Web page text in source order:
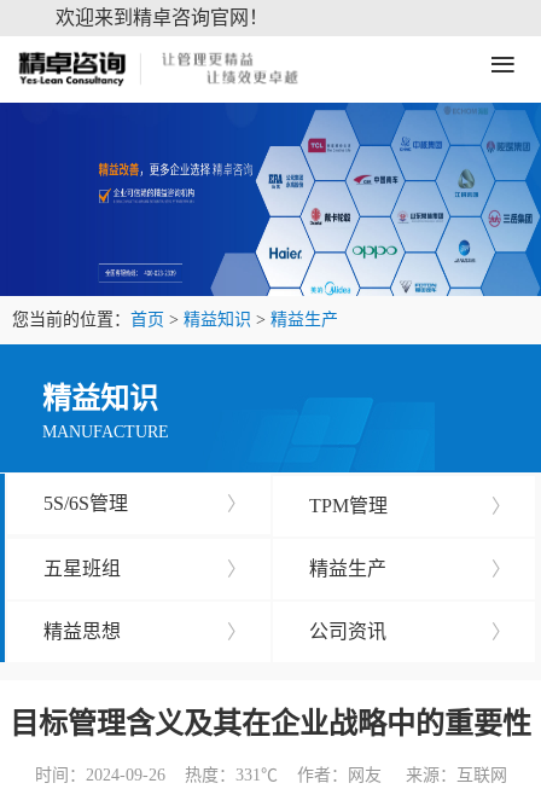
欢迎来到精卓咨询官网！
≡
您当前的位置： 首页 > 精益知识 > 精益生产
精益知识
MANUFACTURE
5S/6S管理 〉 TPM管理 〉
五星班组 〉 精益生产 〉
精益思想 〉 公司资讯 〉
目标管理含义及其在企业战略中的重要性
时间：2024-09-26 热度： 331℃ 作者：网友 来源：互联网